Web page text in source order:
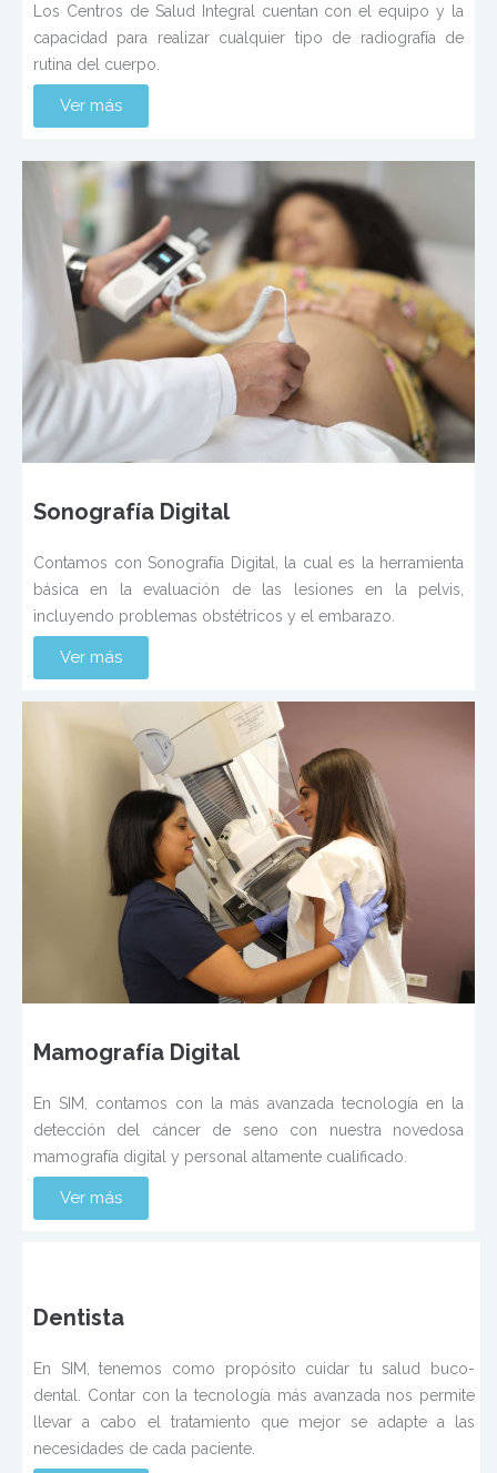
Los Centros de Salud Integral cuentan con el equipo y la
capacidad para realizar cualquier tipo de radiografía de
rutina del cuerpo.
Ver más
Sonografía Digital
Contamos con Sonografía Digital, la cual es la herramienta
básica en la evaluación de las lesiones en la pelvis,
incluyendo problemas obstétricos y el embarazo.
Ver más
Mamografía Digital
En SIM, contamos con la más avanzada tecnología en la
detección del cáncer de seno con nuestra novedosa
mamografía digital y personal altamente cualificado.
Ver más
Dentista
En SIM, tenemos como propósito cuidar tu salud buco-
dental. Contar con la tecnología más avanzada nos permite
llevar a cabo el tratamiento que mejor se adapte a las
necesidades de cada paciente.